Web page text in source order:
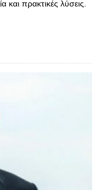
και πρακτικές λύσεις.